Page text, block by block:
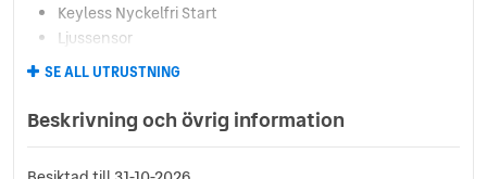
Keyless Nyckelfri Start
Ljussensor
Läslampa
Regnsensor
Servostyrning
SE ALL UTRUSTNING
Beskrivning och övrig information